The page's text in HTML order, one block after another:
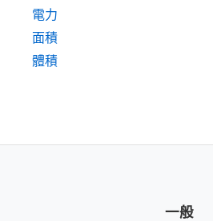
電力
面積
體積
一般